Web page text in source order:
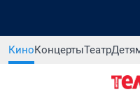
КиноКонцертыТеатр